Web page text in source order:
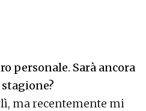
personale. Sarà ancora
ma recentemente mi